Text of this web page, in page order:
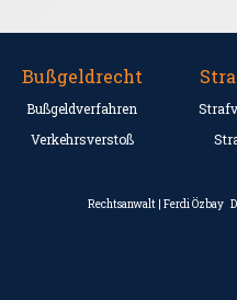
Bußgeldrecht
Bußgeldverfahren
Verkehrsverstoß
Rechtsanwalt | Ferdi Özbay